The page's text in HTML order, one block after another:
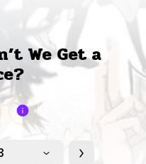
We Get a